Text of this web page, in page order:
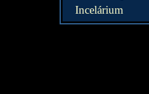
Incelárium